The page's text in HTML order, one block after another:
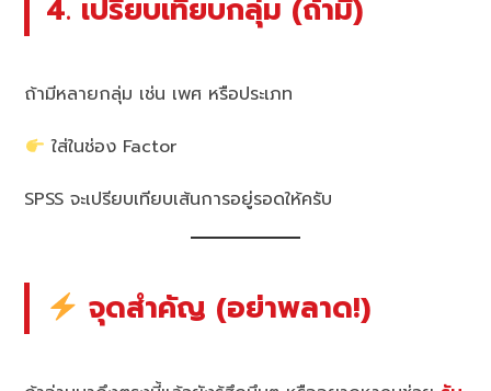
4. เปรียบเทียบกลุ่ม (ถ้ามี)
ถ้ามีหลายกลุ่ม เช่น เพศ หรือประเภท
ใส่ในช่อง Factor
SPSS จะเปรียบเทียบเส้นการอยู่รอดให้ครับ
จุดสำคัญ (อย่าพลาด!)